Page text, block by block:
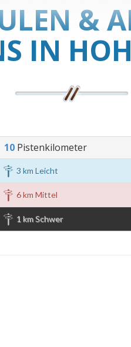
&
IN
10Pistenkilometer
3 km Leicht
6 km Mittel
1 km Schwer